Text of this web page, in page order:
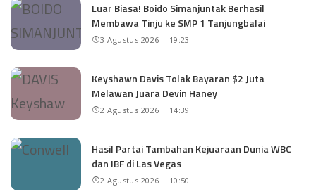
Luar Biasa! Boido Simanjuntak Berhasil
Membawa Tinju ke SMP 1 Tanjungbalai
3 Agustus 2026 | 19:23
Keyshawn Davis Tolak Bayaran $2 Juta
Melawan Juara Devin Haney
2 Agustus 2026 | 14:39
Hasil Partai Tambahan Kejuaraan Dunia WBC
dan IBF di Las Vegas
2 Agustus 2026 | 10:50